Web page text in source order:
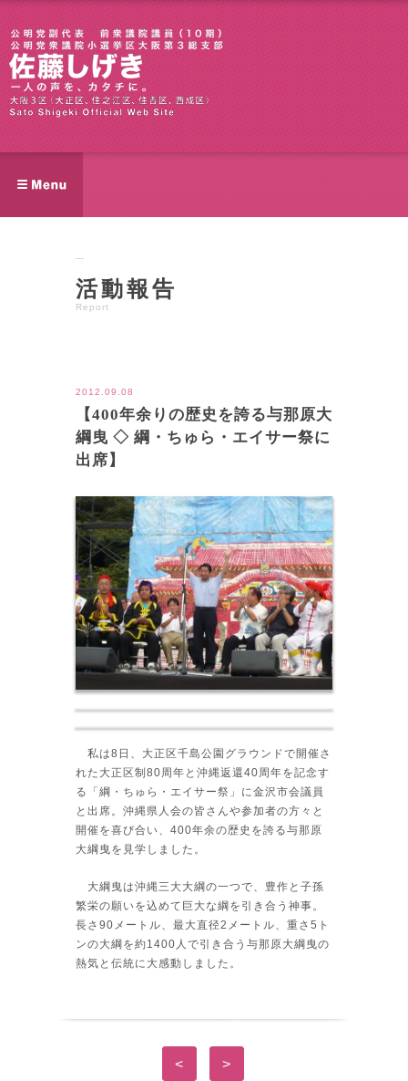
活動報告
Report
2012.09.08
【400年余りの歴史を誇る与那原大
綱曳 ◇ 綱・ちゅら・エイサー祭に
出席】
私は8日、大正区千島公園グラウンドで開催さ
れた大正区制80周年と沖縄返還40周年を記念す
る「綱・ちゅら・エイサー祭」に金沢市会議員
と出席。沖縄県人会の皆さんや参加者の方々と
開催を喜び合い、400年余の歴史を誇る与那原
大綱曳を見学しました。
大綱曳は沖縄三大大綱の一つで、豊作と子孫
繁栄の願いを込めて巨大な綱を引き合う神事。
長さ90メートル、最大直径2メートル、重さ5ト
ンの大綱を約1400人で引き合う与那原大綱曳の
熱気と伝統に大感動しました。
< >